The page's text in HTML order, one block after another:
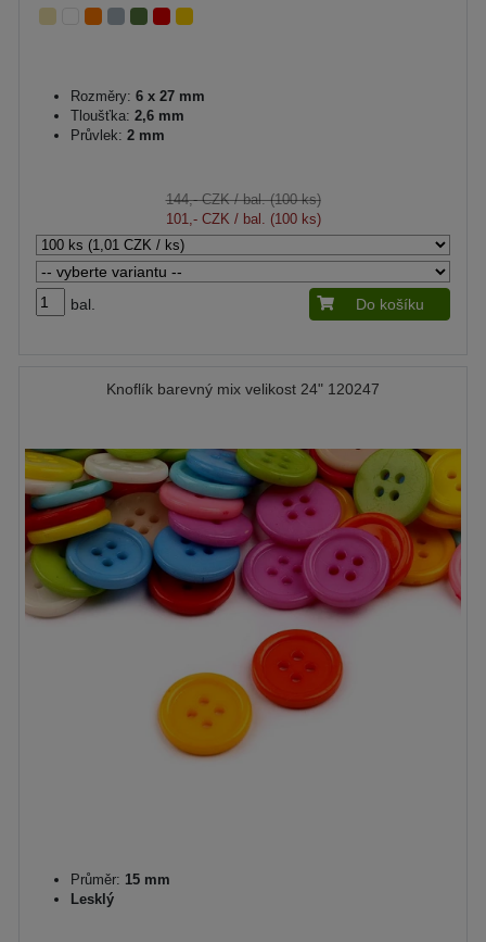
Rozměry: 6 x 27 mm
Tloušťka: 2,6 mm
Průvlek: 2 mm
144,- CZK/ bal. (100 ks)
101,- CZK / bal. (100 ks)
bal. Do košíku
Knoflík barevný mix velikost 24" 120247
Průměr: 15 mm
Lesklý